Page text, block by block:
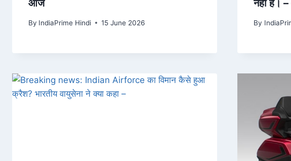
आज
By IndiaPrime Hindi 15 June 2026
नहीं है।
By